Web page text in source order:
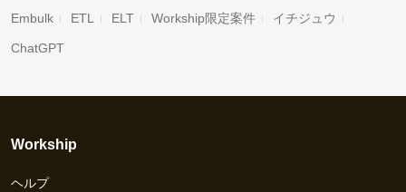
Embulk ETL ELT Workship限定案件 イチジュウ
ChatGPT
Workship
ヘルプ